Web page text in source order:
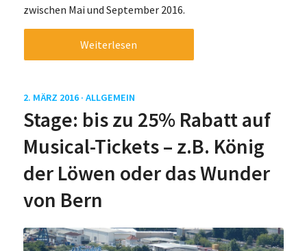
zwischen Mai und September 2016.
Weiterlesen
2. MÄRZ 2016 · ALLGEMEIN
Stage: bis zu 25% Rabatt auf
Musical-Tickets – z.B. König
der Löwen oder das Wunder
von Bern